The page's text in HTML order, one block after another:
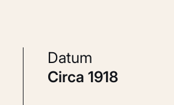
Datum
circa 1918